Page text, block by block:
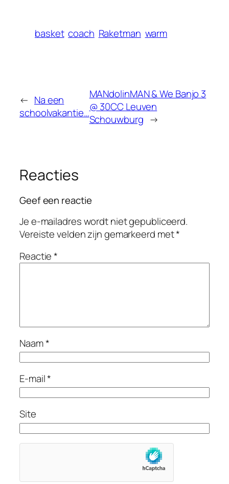
basket coach Raketman warm
← Na een
schoolvakantie…
MANdolinMAN & We Banjo 3
@ 30CC Leuven
Schouwburg →
Reacties
Geef een reactie
Je e-mailadres wordt niet gepubliceerd.
Vereiste velden zijn gemarkeerd met*
Reactie*
Naam*
E-mail*
Site